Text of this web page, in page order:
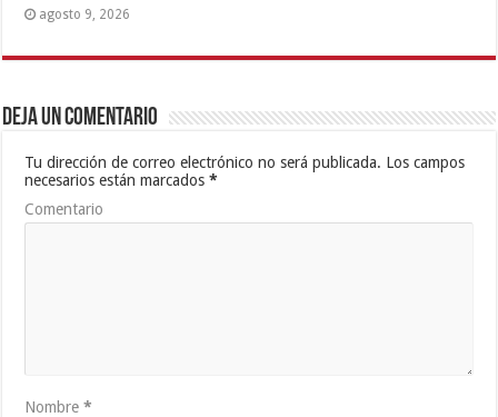
agosto 9, 2026
Deja un comentario
Tu dirección de correo electrónico no será publicada. Los campos
necesarios están marcados*
Comentario
Nombre*